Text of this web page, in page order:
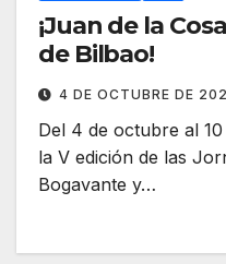
¡Juan de la
de Bilbao!
4 DE OCTUBRE DE
Del 4 de octubre al
la V edición de las
Bogavante y…